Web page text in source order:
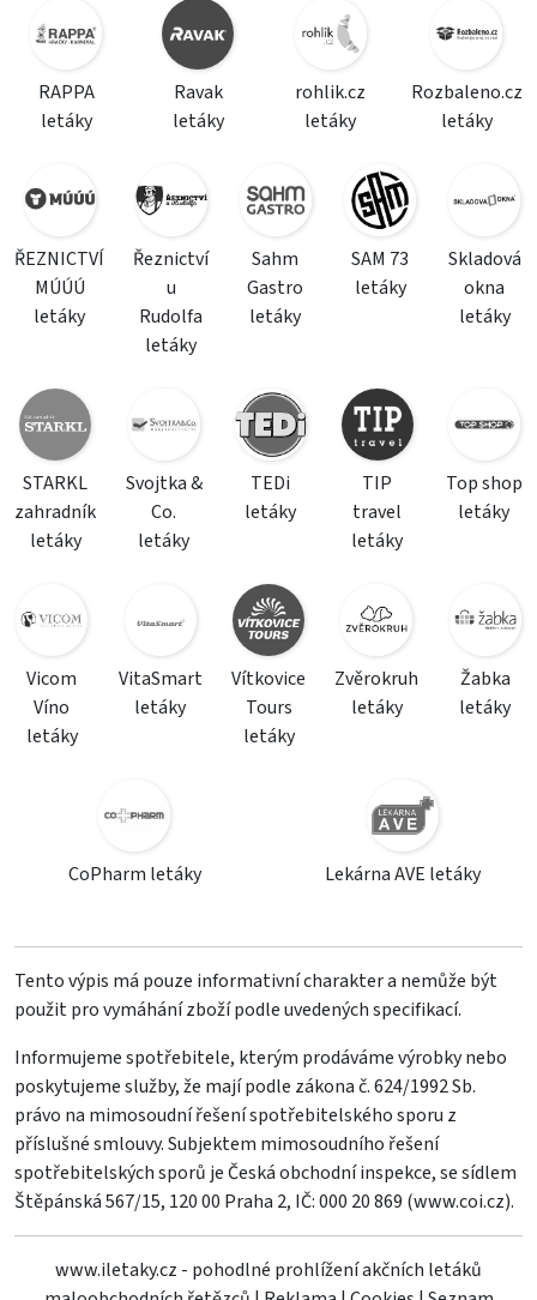
RAPPA
letáky
Ravak
letáky
rohlik.cz
letáky
Rozbaleno.cz
letáky
ŘEZNICTVÍ
MÚÚÚ
letáky
Řeznictví
u
Rudolfa
letáky
Sahm
Gastro
letáky
SAM 73
letáky
Skladová
okna
letáky
STARKL
zahradník
letáky
Svojtka &
Co.
letáky
TEDi
letáky
TIP
travel
letáky
Top shop
letáky
Vicom
Víno
letáky
VitaSmart
letáky
Vítkovice
Tours
letáky
Zvěrokruh
letáky
Žabka
letáky
CoPharm letáky Lekárna AVE letáky
Tento výpis má pouze informativní charakter a nemůže být
použit pro vymáhání zboží podle uvedených specifikací.
Informujeme spotřebitele, kterým prodáváme výrobky nebo
poskytujeme služby, že mají podle zákona č. 624/1992 Sb.
právo na mimosoudní řešení spotřebitelského sporu z
příslušné smlouvy. Subjektem mimosoudního řešení
spotřebitelských sporů je Česká obchodní inspekce, se sídlem
Štěpánská 567/15, 120 00 Praha 2, IČ: 000 20 869 (www.coi.cz).
www.iletaky.cz - pohodlné prohlížení akčních letáků